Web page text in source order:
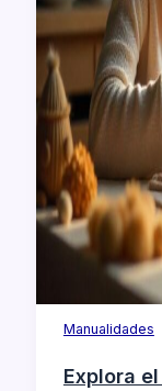
Manualidades
Explora